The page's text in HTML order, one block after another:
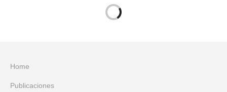
Home
Publicaciones